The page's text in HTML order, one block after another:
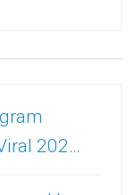
202…